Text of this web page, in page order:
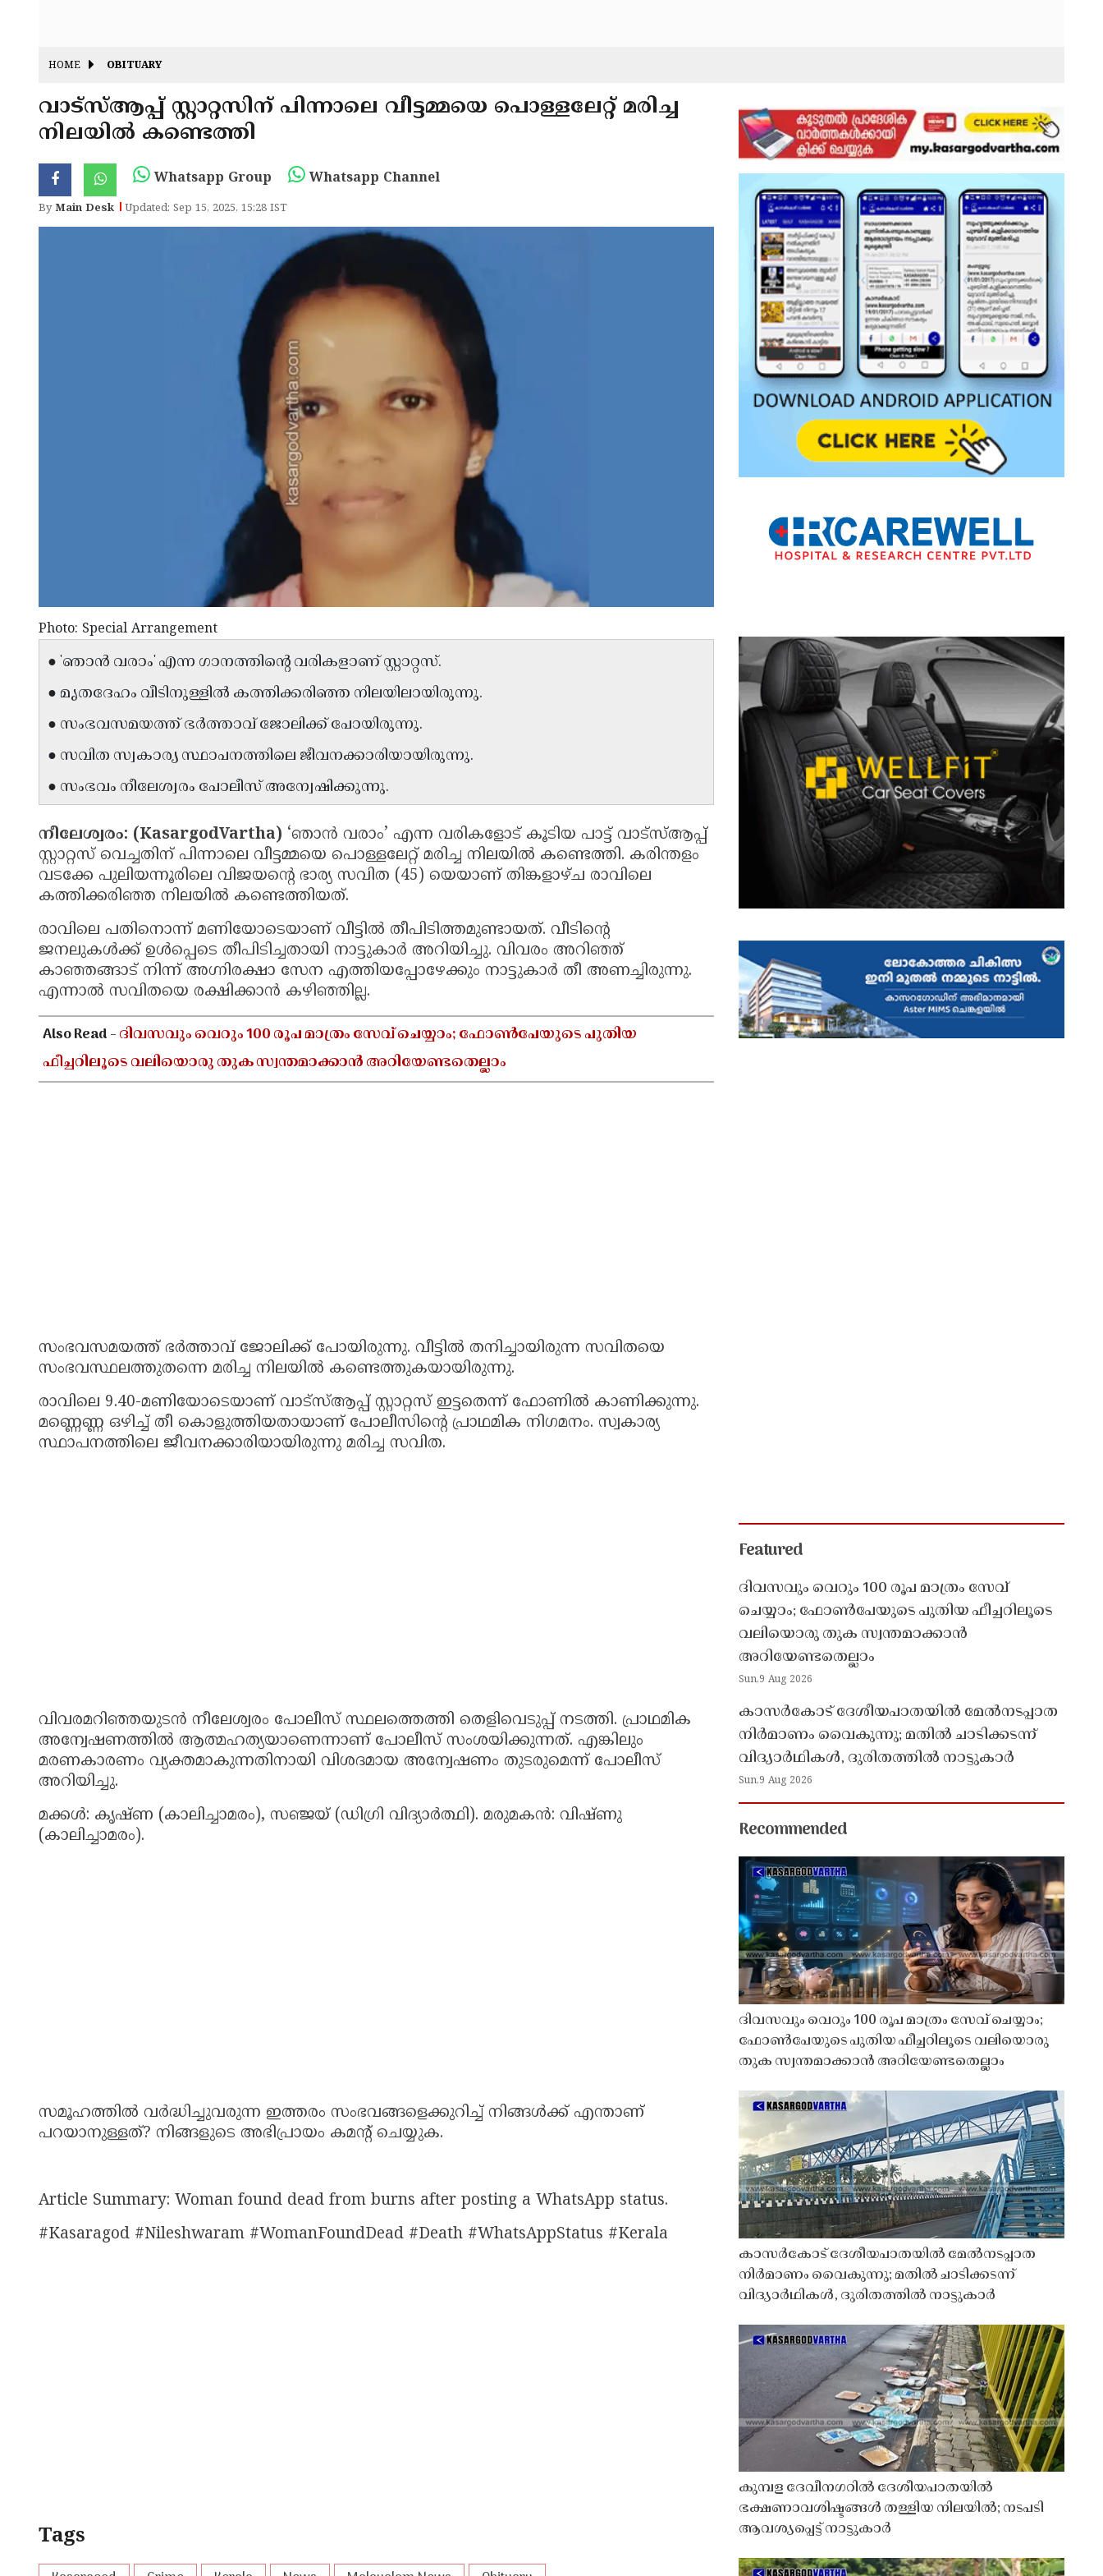
HOME OBITUARY
വാട്‌സ്ആപ്പ് സ്റ്റാറ്റസിന് പിന്നാലെ വീട്ടമ്മയെ പൊള്ളലേറ്റ് മരിച്ച
നിലയിൽ കണ്ടെത്തി
Whatsapp Group Whatsapp Channel
ByMain Desk Updated: Sep 15, 2025, 15:28 IST
Photo: Special Arrangement
● 'ഞാൻ വരാം' എന്ന ഗാനത്തിൻ്റെ വരികളാണ് സ്റ്റാറ്റസ്.
● മൃതദേഹം വീടിനുള്ളിൽ കത്തിക്കരിഞ്ഞ നിലയിലായിരുന്നു.
● സംഭവസമയത്ത് ഭർത്താവ് ജോലിക്ക് പോയിരുന്നു.
● സവിത സ്വകാര്യ സ്ഥാപനത്തിലെ ജീവനക്കാരിയായിരുന്നു.
● സംഭവം നീലേശ്വരം പോലീസ് അന്വേഷിക്കുന്നു.
നീലേശ്വരം: (KasargodVartha) ‘ഞാൻ വരാം’ എന്ന വരികളോട് കൂടിയ പാട്ട് വാട്‌സ്ആപ്പ്
സ്റ്റാറ്റസ് വെച്ചതിന് പിന്നാലെ വീട്ടമ്മയെ പൊള്ളലേറ്റ് മരിച്ച നിലയിൽ കണ്ടെത്തി. കരിന്തളം
വടക്കേ പുലിയന്നൂരിലെ വിജയന്റെ ഭാര്യ സവിത (45) യെയാണ് തിങ്കളാഴ്ച രാവിലെ
കത്തിക്കരിഞ്ഞ നിലയിൽ കണ്ടെത്തിയത്.
രാവിലെ പതിനൊന്ന് മണിയോടെയാണ് വീട്ടിൽ തീപിടിത്തമുണ്ടായത്. വീടിന്റെ
ജനലുകൾക്ക് ഉൾപ്പെടെ തീപിടിച്ചതായി നാട്ടുകാർ അറിയിച്ചു. വിവരം അറിഞ്ഞ്
കാഞ്ഞങ്ങാട് നിന്ന് അഗ്നിരക്ഷാ സേന എത്തിയപ്പോഴേക്കും നാട്ടുകാർ തീ അണച്ചിരുന്നു.
എന്നാൽ സവിതയെ രക്ഷിക്കാൻ കഴിഞ്ഞില്ല.
Also Read -ദിവസവും വെറും 100 രൂപ മാത്രം സേവ് ചെയ്യാം; ഫോൺപേയുടെ പുതിയ
ഫീച്ചറിലൂടെ വലിയൊരു തുക സ്വന്തമാക്കാൻ അറിയേണ്ടതെല്ലാം
സംഭവസമയത്ത് ഭർത്താവ് ജോലിക്ക് പോയിരുന്നു. വീട്ടിൽ തനിച്ചായിരുന്ന സവിതയെ
സംഭവസ്ഥലത്തുതന്നെ മരിച്ച നിലയിൽ കണ്ടെത്തുകയായിരുന്നു.
രാവിലെ 9.40-മണിയോടെയാണ് വാട്‌സ്ആപ്പ് സ്റ്റാറ്റസ് ഇട്ടതെന്ന് ഫോണിൽ കാണിക്കുന്നു.
മണ്ണെണ്ണ ഒഴിച്ച് തീ കൊളുത്തിയതായാണ് പോലീസിൻ്റെ പ്രാഥമിക നിഗമനം. സ്വകാര്യ
സ്ഥാപനത്തിലെ ജീവനക്കാരിയായിരുന്നു മരിച്ച സവിത.
വിവരമറിഞ്ഞയുടൻ നീലേശ്വരം പോലീസ് സ്ഥലത്തെത്തി തെളിവെടുപ്പ് നടത്തി. പ്രാഥമിക
അന്വേഷണത്തിൽ ആത്മഹത്യയാണെന്നാണ് പോലീസ് സംശയിക്കുന്നത്. എങ്കിലും
മരണകാരണം വ്യക്തമാകുന്നതിനായി വിശദമായ അന്വേഷണം തുടരുമെന്ന് പോലീസ്
അറിയിച്ചു.
മക്കൾ: കൃഷ്ണ (കാലിച്ചാമരം), സഞ്ജയ് (ഡിഗ്രി വിദ്യാർത്ഥി). മരുമകൻ: വിഷ്ണു
(കാലിച്ചാമരം).
സമൂഹത്തിൽ വർദ്ധിച്ചുവരുന്ന ഇത്തരം സംഭവങ്ങളെക്കുറിച്ച് നിങ്ങൾക്ക് എന്താണ്
പറയാനുള്ളത്? നിങ്ങളുടെ അഭിപ്രായം കമന്റ് ചെയ്യുക.
Article Summary: Woman found dead from burns after posting a WhatsApp status.
#Kasaragod #Nileshwaram #WomanFoundDead #Death #WhatsAppStatus #Kerala
Tags
Featured
ദിവസവും വെറും 100 രൂപ മാത്രം സേവ്
ചെയ്യാം; ഫോൺപേയുടെ പുതിയ ഫീച്ചറിലൂടെ
വലിയൊരു തുക സ്വന്തമാക്കാൻ
അറിയേണ്ടതെല്ലാം
Sun,9 Aug 2026
കാസർകോട് ദേശീയപാതയിൽ മേൽനടപ്പാത
നിർമാണം വൈകുന്നു; മതിൽ ചാടിക്കടന്ന്
വിദ്യാർഥികൾ, ദുരിതത്തിൽ നാട്ടുകാർ
Sun,9 Aug 2026
Recommended
ദിവസവും വെറും 100 രൂപ മാത്രം സേവ് ചെയ്യാം;
ഫോൺപേയുടെ പുതിയ ഫീച്ചറിലൂടെ വലിയൊരു
തുക സ്വന്തമാക്കാൻ അറിയേണ്ടതെല്ലാം
കാസർകോട് ദേശീയപാതയിൽ മേൽനടപ്പാത
നിർമാണം വൈകുന്നു; മതിൽ ചാടിക്കടന്ന്
വിദ്യാർഥികൾ, ദുരിതത്തിൽ നാട്ടുകാർ
കുമ്പള ദേവീനഗറിൽ ദേശീയപാതയിൽ
ഭക്ഷണാവശിഷ്ടങ്ങൾ തള്ളിയ നിലയിൽ; നടപടി
ആവശ്യപ്പെട്ട് നാട്ടുകാർ